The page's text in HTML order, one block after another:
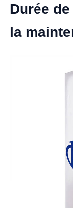
Durée
la